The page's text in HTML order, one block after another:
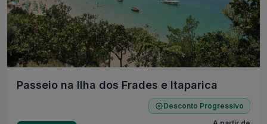
Passeio na Ilha dos Frades e Itaparica
Desconto Progressivo